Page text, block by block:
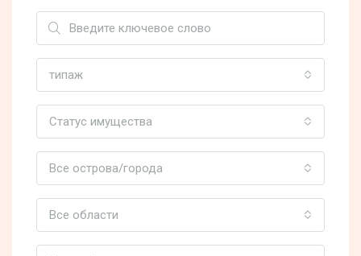
типаж
Статус имущества
Все острова/города
Все области